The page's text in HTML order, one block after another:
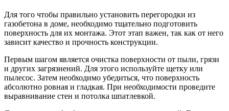
Для того чтобы правильно установить перегородки из
газобетона в доме, необходимо тщательно подготовить
поверхность для их монтажа. Этот этап важен, так как от него
зависит качество и прочность конструкции.
Первым шагом является очистка поверхности от пыли, грязи
и других загрязнений. Для этого используйте щетку или
пылесос. Затем необходимо убедиться, что поверхность
абсолютно ровная и гладкая. При необходимости проведите
выравнивание стен и потолка шпатлевкой.